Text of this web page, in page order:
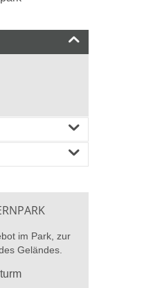
der IGA 2027 in der
im Park, zur
Geländes.